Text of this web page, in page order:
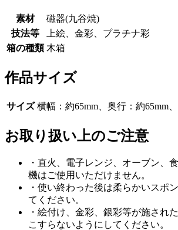
素材
磁器(九谷焼)
技法等
上絵、金彩、プラチナ彩
箱の種類 木箱
作品サイズ
サイズ 横幅：約65mm、奥行：約65mm
お取り扱い上のご注意
・直火、電子レンジ、オーブン、
機はご使用いただけません。
・使い終わった後は柔らかいスポ
てください。
・絵付け、金彩、銀彩等が施され
こすらないようにしてください。